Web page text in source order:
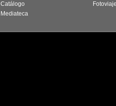
Catálogo
Mediateca